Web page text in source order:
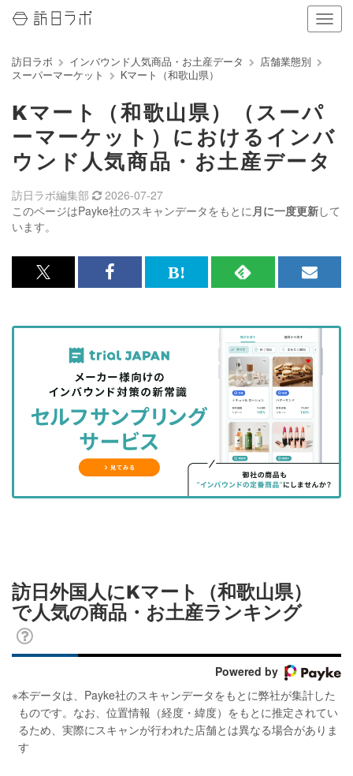
ナ
ビ
の
表
示
り
る
訪日ラボ インバウンド人気商品・お土産データ
店舗業態別
スーパーマーケット
Kマート（和歌山県）
Kマート（和歌山県）（スーパ
ーマーケット）におけるインバ
ウンド人気商品・お土産データ
このページはPayke社のスキャンデータをもとに月に一度更新して
います。
訪日ラボ編集部 2026-07-27
x<br>
記
を
シ
ェ
る
Facebook<br>
記
事
を
シ
ェ
ア
す
る
は
な
ッ
ク
マ
に
RSS
記
事
を
購
読
す
る
メ
マ
ガ
登
録
す
る
訪日外国人にKマート（和歌山県）
で人気の商品・お土産ランキング
Powered by
※本データは、Payke社のスキャンデータをもとに弊社が集計した
ものです。なお、位置情報（経度・緯度）をもとに推定されてい
るため、実際にスキャンが行われた店舗とは異なる場合がありま
す